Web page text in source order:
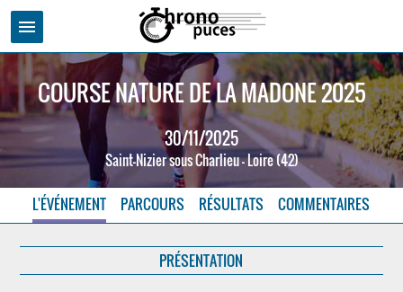
menu
COURSE NATURE DE LA MADONE 2025
30/11/2025
Saint-Nizier sous Charlieu - Loire (42)
L'ÉVÉNEMENT PARCOURS RÉSULTATS COMMENTAIRES
PRÉSENTATION